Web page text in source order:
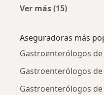
Ver más (15)
Aseguradoras más
Gastroenterólogos
Gastroenterólogos
Gastroenterólogos